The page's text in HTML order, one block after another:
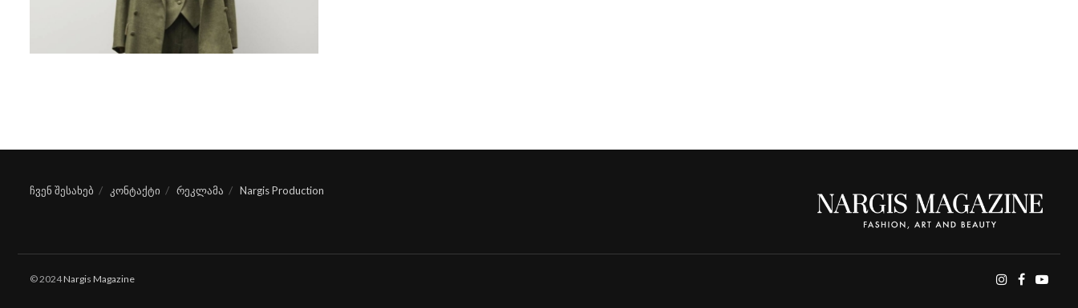
ჩვენ შესახებ კონტაქტი რეკლამა Nargis Production
© 2024Nargis Magazine